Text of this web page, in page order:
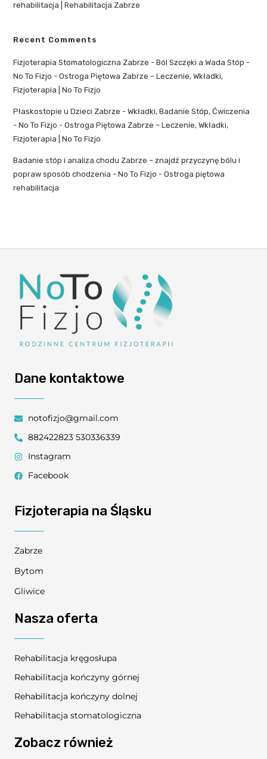
rehabilitacja | Rehabilitacja Zabrze
Recent Comments
Fizjoterapia Stomatologiczna Zabrze - Ból Szczęki a Wada Stóp -
No To Fizjo -Ostroga Piętowa Zabrze – Leczenie, Wkładki,
Fizjoterapia | No To Fizjo
Płaskostopie u Dzieci Zabrze - Wkładki, Badanie Stóp, Ćwiczenia
- No To Fizjo -Ostroga Piętowa Zabrze – Leczenie, Wkładki,
Fizjoterapia | No To Fizjo
Badanie stóp i analiza chodu Zabrze – znajdź przyczynę bólu i
popraw sposób chodzenia - No To Fizjo -Ostroga piętowa
rehabilitacja
Dane kontaktowe
notofizjo@gmail.com
882422823 530336339
Instagram
Facebook
Fizjoterapia na Śląsku
Zabrze
Bytom
Gliwice
Nasza oferta
Rehabilitacja kręgosłupa
Rehabilitacja kończyny górnej
Rehabilitacja kończyny dolnej
Rehabilitacja stomatologiczna
Zobacz również